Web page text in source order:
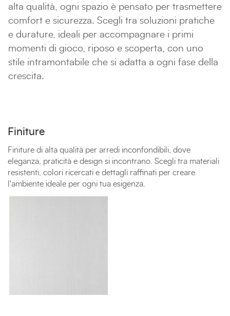
alta qualità, ogni spazio è pensato per trasmettere
comfort e sicurezza. Scegli tra soluzioni pratiche
e durature, ideali per accompagnare i primi
momenti di gioco, riposo e scoperta, con uno
stile intramontabile che si adatta a ogni fase della
crescita.
Finiture
Finiture di alta qualità per arredi inconfondibili, dove
eleganza, praticità e design si incontrano. Scegli tra materiali
resistenti, colori ricercati e dettagli raffinati per creare
l'ambiente ideale per ogni tua esigenza.